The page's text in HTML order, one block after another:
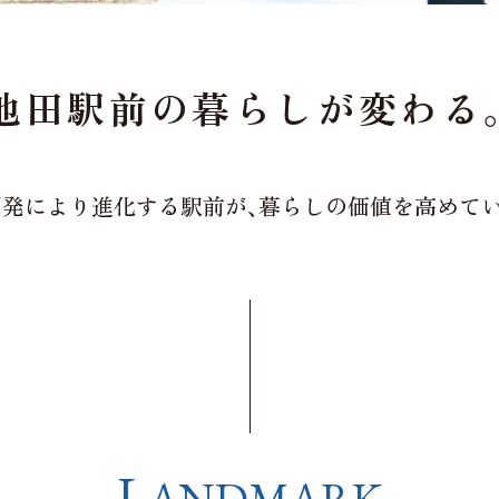
田駅前の暮らしが変わる
により 進化する駅前が、暮らしの価値を高めて